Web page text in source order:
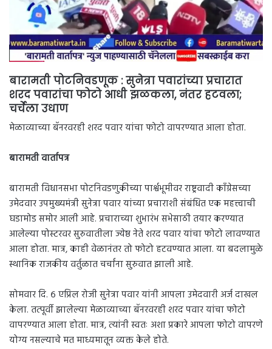
बारामती पोटनिवडणूक : सुनेत्रा पवारांच्या प्रचारात
शरद पवारांचा फोटो आधी झळकला, नंतर हटवला;
चर्चेला उधाण
मेळाव्याच्या बॅनरवरही शरद पवार यांचा फोटो वापरण्यात आला होता.
बारामती वार्तापत्र
बारामती विधानसभा पोटनिवडणुकीच्या पार्श्वभूमीवर राष्ट्रवादी काँग्रेसच्या
उमेदवार उपमुख्यमंत्री सुनेत्रा पवार यांच्या प्रचाराशी संबंधित एक महत्त्वाची
घडामोड समोर आली आहे. प्रचाराच्या शुभारंभ सभेसाठी तयार करण्यात
आलेल्या पोस्टरवर सुरुवातीला ज्येष्ठ नेते शरद पवार यांचा फोटो लावण्यात
आला होता. मात्र, काही वेळानंतर तो फोटो हटवण्यात आला. या बदलामुळे
स्थानिक राजकीय वर्तुळात चर्चांना सुरुवात झाली आहे.
सोमवार दि. ६ एप्रिल रोजी सुनेत्रा पवार यांनी आपला उमेदवारी अर्ज दाखल
केला. तत्पूर्वी झालेल्या मेळाव्याच्या बॅनरवरही शरद पवार यांचा फोटो
वापरण्यात आला होता. मात्र, त्यांनी स्वतः अशा प्रकारे आपला फोटो वापरणे
योग्य नसल्याचे मत माध्यमातून व्यक्त केले होते.